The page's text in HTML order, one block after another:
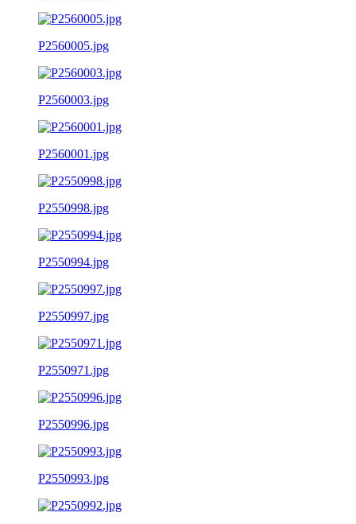
P2560005.jpg
P2560003.jpg
P2560001.jpg
P2550998.jpg
P2550994.jpg
P2550997.jpg
P2550971.jpg
P2550996.jpg
P2550993.jpg